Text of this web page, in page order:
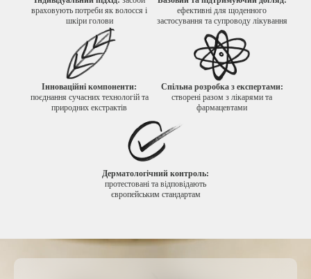
враховують потреби як волосся і
шкіри голови
ефективні для щоденного
застосування та супроводу лікування
Інноваційні компоненти:
поєднання сучасних технологій та
природних екстрактів
Спільна розробка з експертами:
створені разом з лікарями та
фармацевтами
Дерматологічний контроль:
протестовані та відповідають
європейським стандартам